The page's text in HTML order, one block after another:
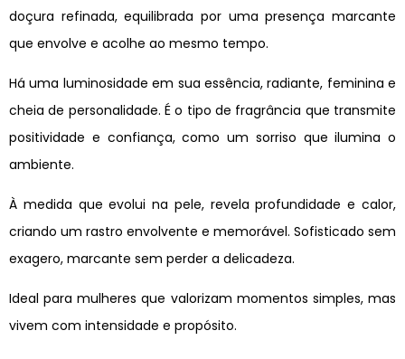
doçura refinada, equilibrada por uma presença marcante
que envolve e acolhe ao mesmo tempo.
Há uma luminosidade em sua essência, radiante, feminina e
cheia de personalidade. É o tipo de fragrância que transmite
positividade e confiança, como um sorriso que ilumina o
ambiente.
À medida que evolui na pele, revela profundidade e calor,
criando um rastro envolvente e memorável. Sofisticado sem
exagero, marcante sem perder a delicadeza.
Ideal para mulheres que valorizam momentos simples, mas
vivem com intensidade e propósito.